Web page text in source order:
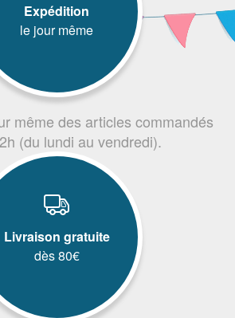
Expédition
le jour même
même des articles commandés
(du lundi au vendredi).
Livraison gratuite
dès 80€